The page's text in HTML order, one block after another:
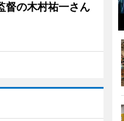
督の木村祐一さん